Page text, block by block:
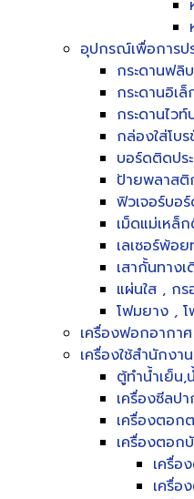
อุปกรณ์เพื่อการป
กระดานฟลิ
กระดานอิเ
กระดานไว
กล่องใส่โบ
บอร์ดติดปร
ป้ายพลาสติ
ฟิวเจอร์บอ
เม็ดแม่เหล็
เลเซอร์พ้อย
เสากั้นทางเ
แผ่นใส , กร
โฟมยาง ,
เครื่องฟอกอากาศ
เครื่องใช้สำนักงาน
ตู้ทำน้ำเย็น,
เครื่องซีลป
เครื่องตอก
เครื่องตอก
เครื่อ
เครื่อ